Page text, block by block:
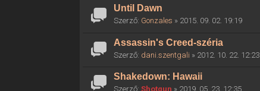
Until Dawn
Szerző: Gonzales » 2015. 09. 02. 19:19
Assassin's Creed-széria
Szerző: dani.szentgali » 2012. 10. 22. 12:23
Shakedown: Hawaii
Szerző:Shotgun » 2019. 05. 23. 12:35